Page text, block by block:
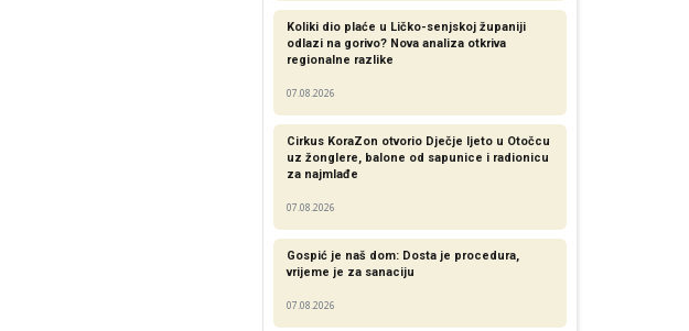
Koliki dio plaće u Ličko-senjskoj županiji
odlazi na gorivo? Nova analiza otkriva
regionalne razlike​
07.08.2026
Cirkus KoraZon otvorio Dječje ljeto u Otočcu
uz žonglere, balone od sapunice i radionicu
za najmlađe
07.08.2026
Gospić je naš dom: Dosta je procedura,
vrijeme je za sanaciju
07.08.2026